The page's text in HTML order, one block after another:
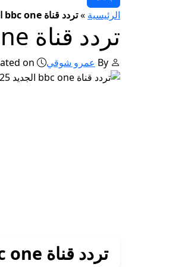
الرئيسية »تردد قناة bbc one الجديد 2025 على النايل سات والعرب سات
تردد قناة bbc one الجديد 2025 على النايل سات والعرب سات
By عمرو شوقي on
تردد قناة bbc one على النايل سات